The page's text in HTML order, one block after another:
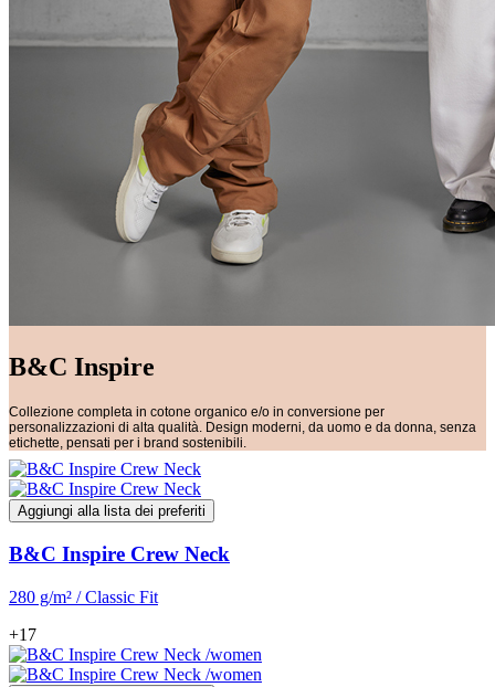
B&C Inspire
Collezione completa in cotone organico e/o in conversione per
personalizzazioni di alta qualità. Design moderni, da uomo e da donna, senza
etichette, pensati per i brand sostenibili.
Aggiungi alla lista dei preferiti
B&C Inspire Crew Neck
280 g/m² / Classic Fit
+17